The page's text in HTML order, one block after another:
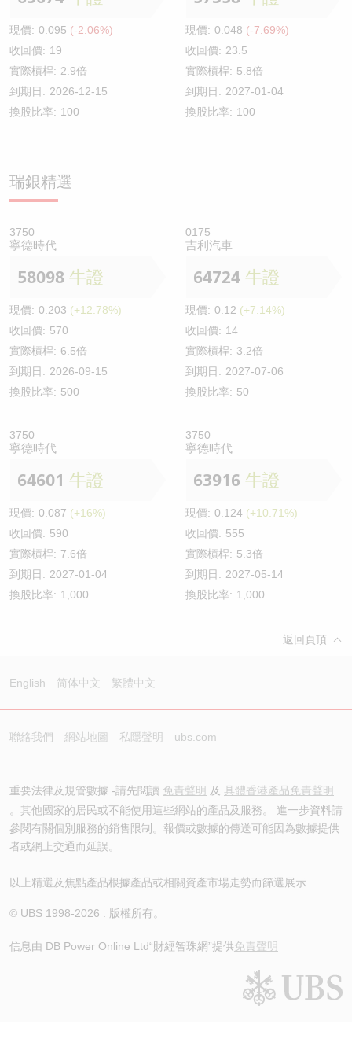
現價: 0.095 (-2.06%)
收回價: 19
實際槓桿: 2.9倍
到期日: 2026-12-15
換股比率: 100
現價: 0.048 (-7.69%)
收回價: 23.5
實際槓桿: 5.8倍
到期日: 2027-01-04
換股比率: 100
瑞銀精選
3750
寧德時代
58098 牛證
現價: 0.203 (+12.78%)
收回價: 570
實際槓桿: 6.5倍
到期日: 2026-09-15
換股比率: 500
0175
吉利汽車
64724 牛證
現價: 0.12 (+7.14%)
收回價: 14
實際槓桿: 3.2倍
到期日: 2027-07-06
換股比率: 50
3750
寧德時代
64601 牛證
現價: 0.087 (+16%)
收回價: 590
實際槓桿: 7.6倍
到期日: 2027-01-04
換股比率: 1,000
3750
寧德時代
63916 牛證
現價: 0.124 (+10.71%)
收回價: 555
實際槓桿: 5.3倍
到期日: 2027-05-14
換股比率: 1,000
返回頁頂
English 简体中文 繁體中文
聯絡我們 網站地圖 私隱聲明 ubs.com
重要法律及規管數據 -請先閱讀 免責聲明 及 具體香港產品免責聲明
。其他國家的居民或不能使用這些網站的產品及服務。 進一步資料請
參閱有關個別服務的銷售限制。報價或數據的傳送可能因為數據提供
者或網上交通而延誤。
以上精選及焦點產品根據產品或相關資產市場走勢而篩選展示
© UBS 1998-2026 . 版權所有。
信息由 DB Power Online Ltd“財經智珠網”提供免責聲明